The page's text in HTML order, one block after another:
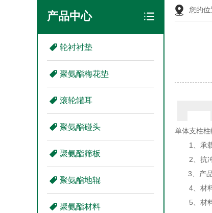
产品中心
轮衬衬垫
聚氨酯梅花垫
滚轮罐耳
聚氨酯碰头
聚氨酯筛板
聚氨酯地辊
聚氨酯材料
您的位
单体支柱
1、承载
2、抗冲
3、产品
4、材料
5、材料